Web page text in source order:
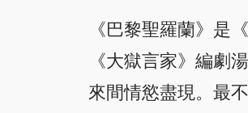
《巴黎聖羅蘭》是
《大獄言家》編劇
來間情慾盡現。最